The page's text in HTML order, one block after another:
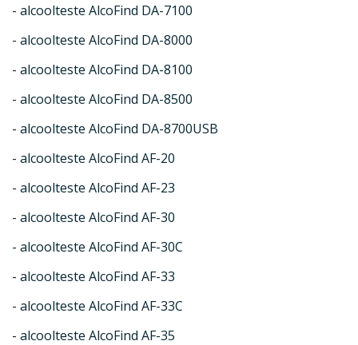
- alcoolteste AlcoFind DA-7100
- alcoolteste AlcoFind DA-8000
- alcoolteste AlcoFind DA-8100
- alcoolteste AlcoFind DA-8500
- alcoolteste AlcoFind DA-8700USB
- alcoolteste AlcoFind AF-20
- alcoolteste AlcoFind AF-23
- alcoolteste AlcoFind AF-30
- alcoolteste AlcoFind AF-30C
- alcoolteste AlcoFind AF-33
- alcoolteste AlcoFind AF-33C
- alcoolteste AlcoFind AF-35